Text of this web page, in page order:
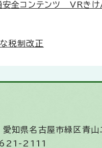
全コンテンツ VRきけ
税制改正
愛知県名古屋市緑区青
621-2111